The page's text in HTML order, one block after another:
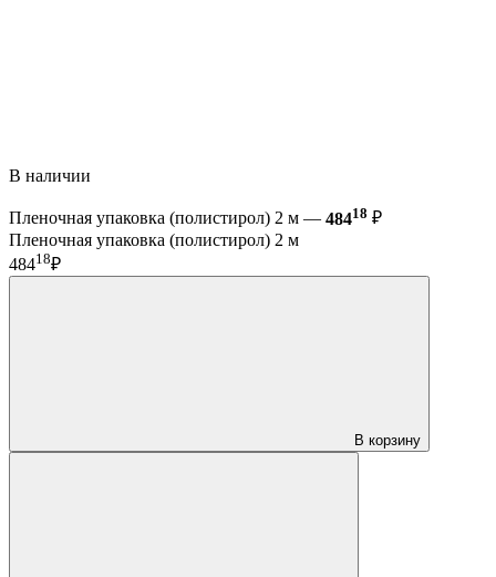
В наличии
Пленочная упаковка (полистирол) 2 м — 48418 ₽
Пленочная упаковка (полистирол) 2 м
48418₽
В корзину